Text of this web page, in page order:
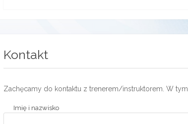
Kontakt
Zachęcamy do kontaktu z trenerem/instruktorem. W
Imię i nazwisko